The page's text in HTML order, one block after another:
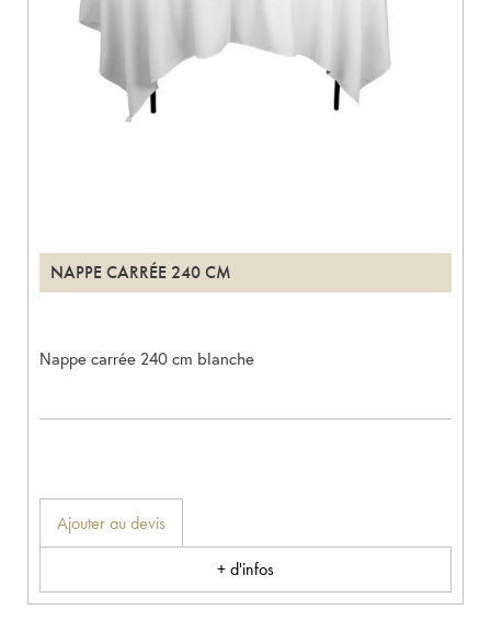
NAPPE CARRÉE 240 CM
Nappe carrée 240 cm blanche
Ajouter au devis
+ d'infos